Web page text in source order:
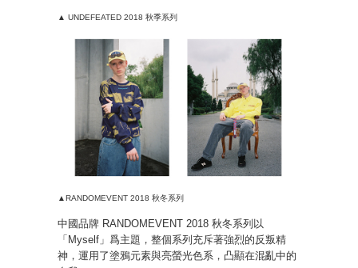
▲ UNDEFEATED 2018 秋季系列
▲RANDOMEVENT 2018 秋冬系列
中國品牌 RANDOMEVENT 2018 秋冬系列以
「Myself」爲主題，整個系列充斥著強烈的反叛精
神，運用了塗鴉元素與亮螢光色系，凸顯在混亂中的